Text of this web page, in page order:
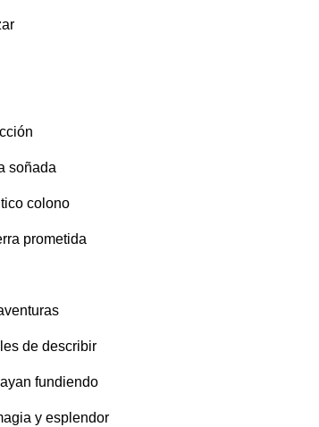
soñada
colono
prometida
de describir
fundiendo
y esplendor